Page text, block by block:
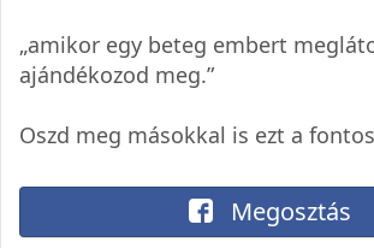
„amikor egy beteg embert
ajándékozod meg.”
Oszd meg másokkal is ezt a
Megosztás